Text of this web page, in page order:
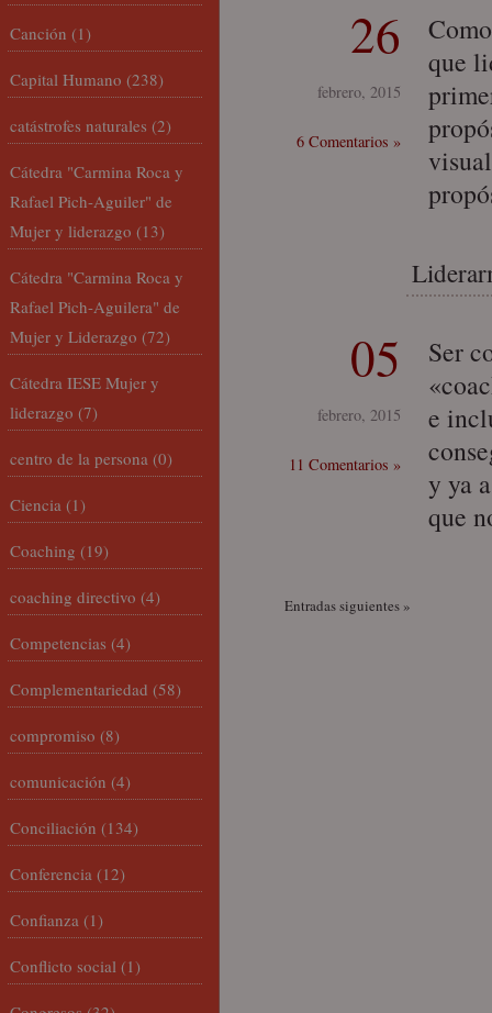
26
febrero, 2015
6 Comentarios »
que
05
febrero, 2015
11 Comentarios »
Ser
e
y ya
que
Entradas siguientes »
Canción (1)
Capital Humano (238)
catástrofes naturales (2)
Cátedra "Carmina Roca y
Rafael Pich-Aguiler" de
Mujer y liderazgo (13)
Cátedra "Carmina Roca y
Rafael Pich-Aguilera" de
Mujer y Liderazgo (72)
Cátedra IESE Mujer y
liderazgo (7)
centro de la persona (0)
Ciencia (1)
Coaching (19)
coaching directivo (4)
Competencias (4)
Complementariedad (58)
compromiso (8)
comunicación (4)
Conciliación (134)
Conferencia (12)
Confianza (1)
Conflicto social (1)